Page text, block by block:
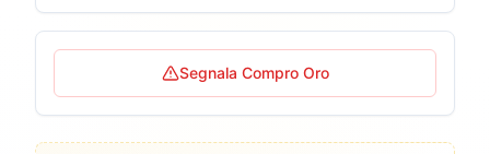
Segnala Compro Oro